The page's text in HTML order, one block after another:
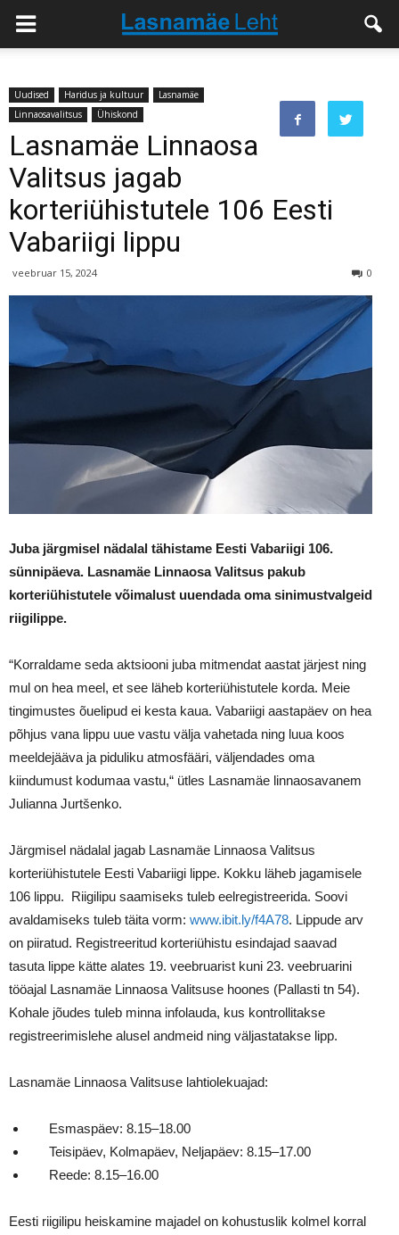
Uudised Haridus ja kultuur
Lasnamäe
Linnaosavalitsus
Ühiskond
Lasnamäe Linnaosa
Valitsus jagab
korteriühistutele 106 Eesti
Vabariigi lippu
veebruar 15, 2024 0
Juba järgmisel nädalal tähistame Eesti Vabariigi 106.
sünnipäeva. Lasnamäe Linnaosa Valitsus pakub
korteriühistutele võimalust uuendada oma sinimustvalgeid
riigilippe.
“Korraldame seda aktsiooni juba mitmendat aastat järjest ning
mul on hea meel, et see läheb korteriühistutele korda. Meie
tingimustes õuelipud ei kesta kaua. Vabariigi aastapäev on hea
põhjus vana lippu uue vastu välja vahetada ning luua koos
meeldejääva ja piduliku atmosfääri, väljendades oma
kiindumust kodumaa vastu,“ ütles Lasnamäe linnaosavanem
Julianna Jurtšenko.
Järgmisel nädalal jagab Lasnamäe Linnaosa Valitsus
korteriühistutele Eesti Vabariigi lippe. Kokku läheb jagamisele
106 lippu. Riigilipu saamiseks tuleb eelregistreerida. Soovi
avaldamiseks tuleb täita vorm: www.ibit.ly/f4A78. Lippude arv
on piiratud. Registreeritud korteriühistu esindajad saavad
tasuta lippe kätte alates 19. veebruarist kuni 23. veebruarini
tööajal Lasnamäe Linnaosa Valitsuse hoones (Pallasti tn 54).
Kohale jõudes tuleb minna infolauda, kus kontrollitakse
registreerimislehe alusel andmeid ning väljastatakse lipp.
Lasnamäe Linnaosa Valitsuse lahtiolekuajad:
Esmaspäev: 8.15–18.00
Teisipäev, Kolmapäev, Neljapäev: 8.15–17.00
Reede: 8.15–16.00
Eesti riigilipu heiskamine majadel on kohustuslik kolmel korral